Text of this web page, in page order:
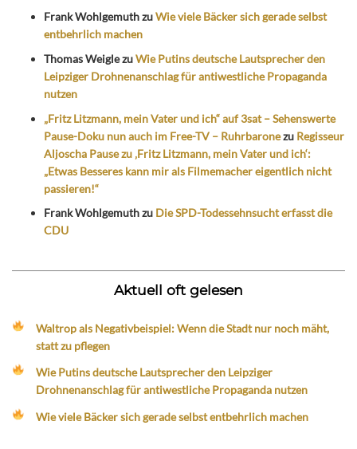
Frank WohlgemuthzuWie viele Bäcker sich gerade selbst
entbehrlich machen
Thomas WeiglezuWie Putins deutsche Lautsprecher den
Leipziger Drohnenanschlag für antiwestliche Propaganda
nutzen
„Fritz Litzmann, mein Vater und ich“ auf 3sat – Sehenswerte
Pause-Doku nun auch im Free-TV – Ruhrbaronezu Regisseur
Aljoscha Pause zu ‚Fritz Litzmann, mein Vater und ich‘:
„Etwas Besseres kann mir als Filmemacher eigentlich nicht
passieren!“
Frank Wohlgemuthzu Die SPD-Todessehnsucht erfasst die
CDU
Aktuell oft gelesen
Waltrop als Negativbeispiel: Wenn die Stadt nur noch mäht,
statt zu pflegen
Wie Putins deutsche Lautsprecher den Leipziger
Drohnenanschlag für antiwestliche Propaganda nutzen
Wie viele Bäcker sich gerade selbst entbehrlich machen